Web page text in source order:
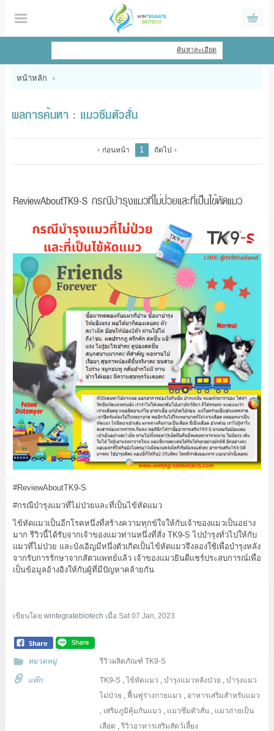
ไทย | English
หน้าหลัก
ค้นหาละเอียด
หน้าหลัก
ผลการค้นหา : แมวซึมตัวสั่น
ก่อนหน้า 1 ถัดไป
ReviewAboutTK9-S กรณีบำรุงแมวที่ไม่ป่วยและที่เป็นไข้หัดแมว
#ReviewAboutTK9-S
#กรณีบำรุงแมวที่ไม่ป่วยและที่เป็นไข้หัดแมว
ไข้หัดแมวเป็นอีกโรคหนึ่งที่สร้างความทุกข์ใจให้กับเจ้าของแมวเป็นอย่าง
มาก รีวิวนี้ได้รับจากเจ้าของแมวท่านหนึ่งที่สั่ง TK9-S ไปบำรุงทั่วไปให้กับ
แมวที่ไม่ป่วย และบังเอิญมีหนึ่งตัวเกิดเป็นไข้หัดแมวจึงลองใช้เพื่อบำรุงหลัง
จากรับการรักษาจากสัตวแพทย์แล้ว เจ้าของแมวยินดีแชร์ประสบการณ์เพื่อ
เป็นข้อมูลอ้างอิงให้กับผู้ที่มีปัญหาคล้ายกัน
เขียนโดย wintegratebiotech เมื่อ Sat 07 Jan, 2023
หมวดหมู่ รีวิวผลิตภัณฑ์ TK9-S
แท๊ก: TK9-S ,ไข้หัดแมว ,บำรุงแมวหลังป่วย ,บำรุงแมว
ไม่ป่วย ,ฟื้นฟูร่างกายแมว , อาหารเสริมสำหรับแมว
, เสริมภูมิคุ้มกันแมว , แมวซึมตัวสั่น , แมวถ่ายเป็น
เลือด ,รีวิวอาหารเสริมสัตว์เลี้ยง